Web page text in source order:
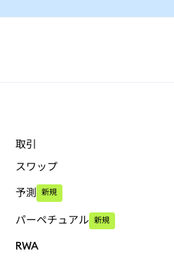
取引
スワップ
予測 新規
パーペチュアル 新規
RWA